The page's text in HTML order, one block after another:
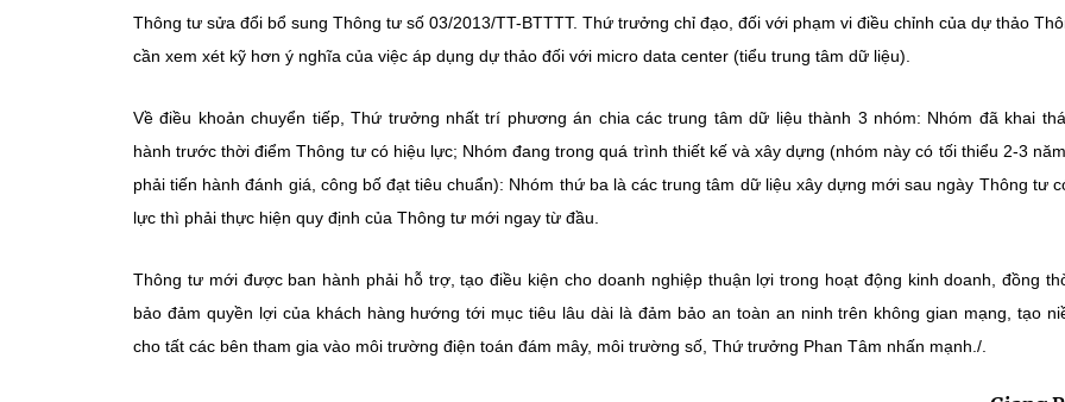
Thông tư sửa đổi bổ sung Thông tư số 03/2013/TT-BTTTT. Thứ trưởng chỉ đạo, đối với phạm vi điều chỉnh của dự thảo
cần xem xét kỹ hơn ý nghĩa của việc áp dụng dự thảo đối với micro data center (tiểu trung tâm dữ liệu).
Về điều khoản chuyển tiếp, Thứ trưởng nhất trí phương án chia các trung tâm dữ liệu thành 3 nhóm: Nhóm đã khai
hành trước thời điểm Thông tư có hiệu lực; Nhóm đang trong quá trình thiết kế và xây dựng (nhóm này có tối thiểu 2-3
phải tiến hành đánh giá, công bố đạt tiêu chuẩn): Nhóm thứ ba là các trung tâm dữ liệu xây dựng mới sau ngày Thông tư
lực thì phải thực hiện quy định của Thông tư mới ngay từ đầu.
Thông tư mới được ban hành phải hỗ trợ, tạo điều kiện cho doanh nghiệp thuận lợi trong hoạt động kinh doanh, đồng
bảo đảm quyền lợi của khách hàng hướng tới mục tiêu lâu dài là đảm bảo an toàn an ninh trên không gian mạng, tạo
cho tất các bên tham gia vào môi trường điện toán đám mây, môi trường số, Thứ trưởng Phan Tâm nhấn mạnh./.